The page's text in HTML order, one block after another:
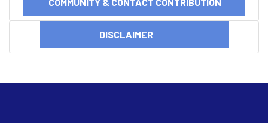
DISCLAIMER